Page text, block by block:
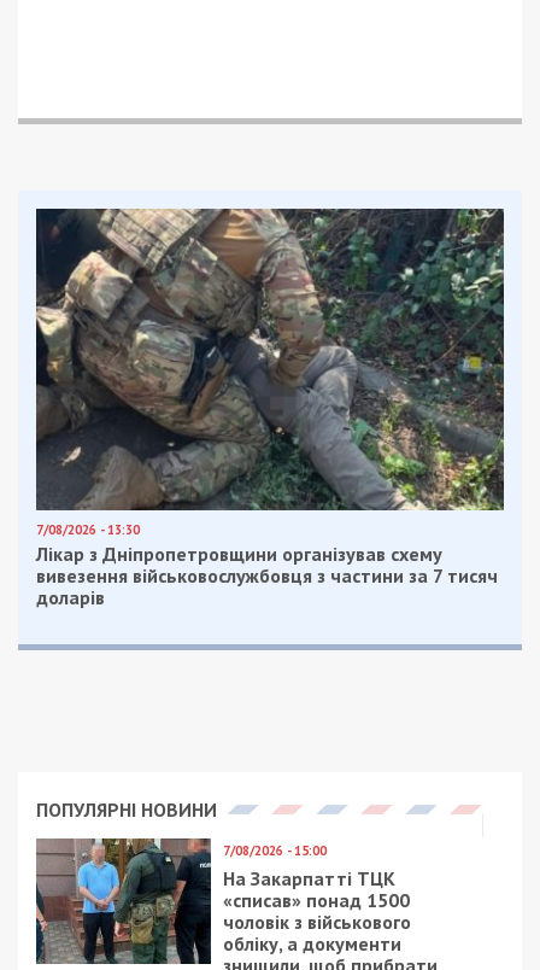
Кабинету Министров с просьбой выделить на
это средства из государственного бюджета.
Помимо этого, 27 сентября появиласьпетицияк
президенту Украины с просьбой выделить 2,7
миллиарда гривен на строительство новой
взлетной полосы в днепровском аэропорту. На
данный момент из 25 000 необходимых голосов
уже набрано 18 549.
Но есть определенные нюансы. Взлетная полоса
в Днепре должна находиться в собственности
Министерства инфраструктуры, но по факту она
принадлежит Министерству обороны.
Владимир Омелян рассказал, какие шаги
предпринимаются по реконструкции аэропорта.
марта 2019 года должны быть завершены все
начать ее сооружение.
Наша цель, чтобы в течение одного строительного
сезона 2019 года мы завершили взлетную полосу в
бетоне, и на протяжении первого полугодия 2020 года
могли ее полностью запустить в эксплуатацию,
обустроенную навигационным и всем остальным
оборудованием, – отметил он.